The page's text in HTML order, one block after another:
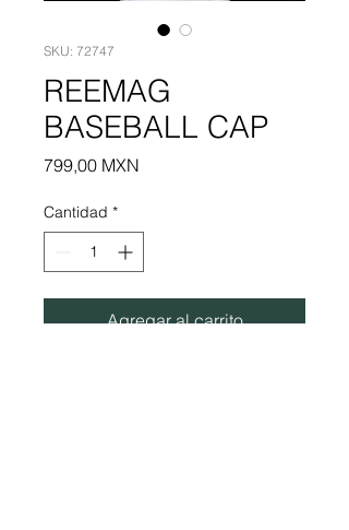
SKU: 72747
REEMAG
BASEBALL CAP
799,00 MXN
Cantidad *
Agregar al carrito